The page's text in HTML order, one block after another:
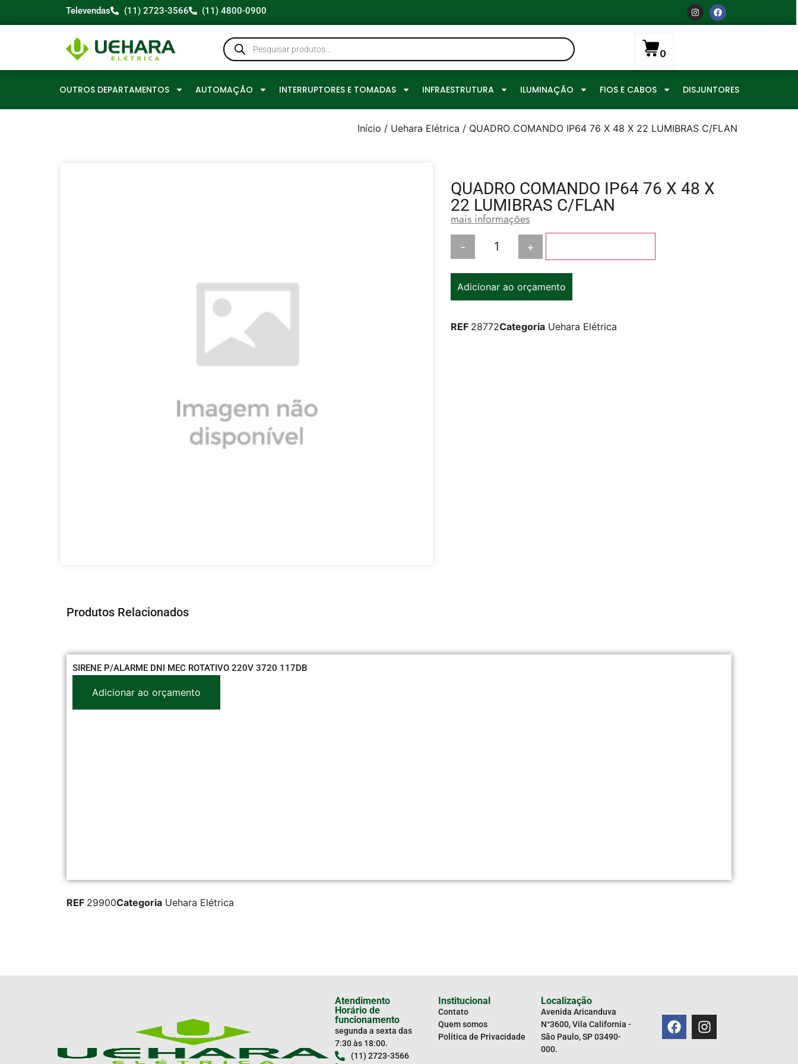
Televendas (11) 2723-3566 (11) 4800-0900
0
OUTROS DEPARTAMENTOS AUTOMAÇÃO INTERRUPTORES E TOMADAS INFRAESTRUTURA ILUMINAÇÃO FIOS E CABOS DISJUNTORES
Início / Uehara Elétrica / QUADRO COMANDO IP64 76 X 48 X 22 LUMIBRAS C/FLAN
QUADRO COMANDO IP64 76 X 48 X
22 LUMIBRAS C/FLAN
mais informações
- +
Adicionar ao orçamento
REF 28772Categoria Uehara Elétrica
Produtos Relacionados
SIRENE P/ALARME DNI MEC ROTATIVO 220V 3720 117DB
Adicionar ao orçamento
REF 29900Categoria Uehara Elétrica
Atendimento
Horário de
funcionamento
segunda a sexta das
7:30 às 18:00.
(11) 2723-3566
Institucional
Contato
Quem somos
Política de Privacidade
Localização
Avenida Aricanduva
N°3600, Vila California -
São Paulo, SP 03490-
000.